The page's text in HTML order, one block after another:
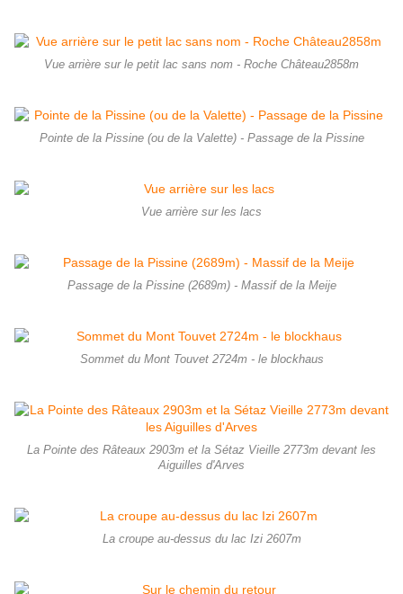
Vue arrière sur le petit lac sans nom - Roche Château2858m
Pointe de la Pissine (ou de la Valette) - Passage de la Pissine
Vue arrière sur les lacs
Passage de la Pissine (2689m) - Massif de la Meije
Sommet du Mont Touvet 2724m - le blockhaus
La Pointe des Râteaux 2903m et la Sétaz Vieille 2773m devant les
Aiguilles d'Arves
La croupe au-dessus du lac Izi 2607m